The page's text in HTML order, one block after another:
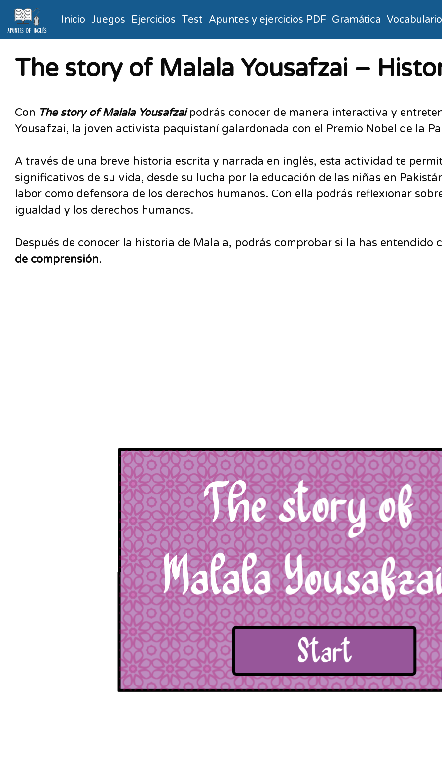
Inicio Juegos Ejercicios Test Apuntes y ejercicios PDF Gramática Vocabulario
The story of Malala Yousafzai –
Con The story of Malala Yousafzaipodrás conocer de manera interactiva y
Yousafzai, la joven activista paquistaní galardonada con el Premio Nobel de la
A través de una breve historia escrita y narrada en inglés, esta actividad te
significativos de su vida, desde su lucha por la educación de las niñas en
labor como defensora de los derechos humanos. Con ella podrás reflexionar
igualdad y los derechos humanos.
Después de conocer la historia de Malala, podrás comprobar si la has
de comprensión.